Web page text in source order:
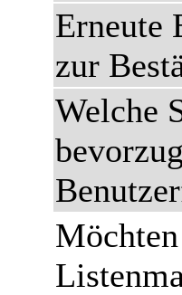
Erneute
zur
Welche